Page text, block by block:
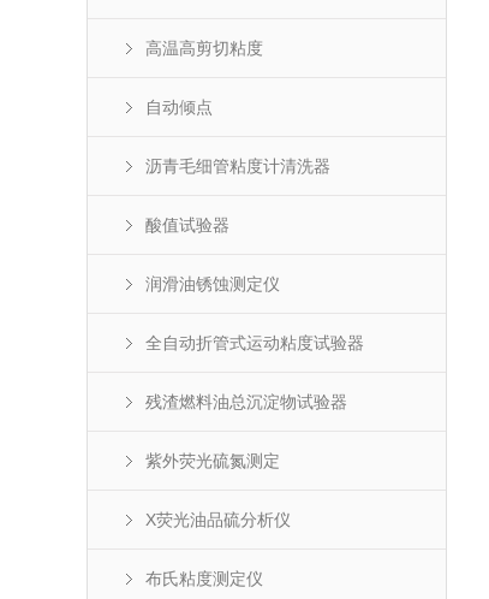
高温高剪切粘度
自动倾点
沥青毛细管粘度计清洗器
酸值试验器
润滑油锈蚀测定仪
全自动折管式运动粘度试验器
残渣燃料油总沉淀物试验器
紫外荧光硫氮测定
X荧光油品硫分析仪
布氏粘度测定仪